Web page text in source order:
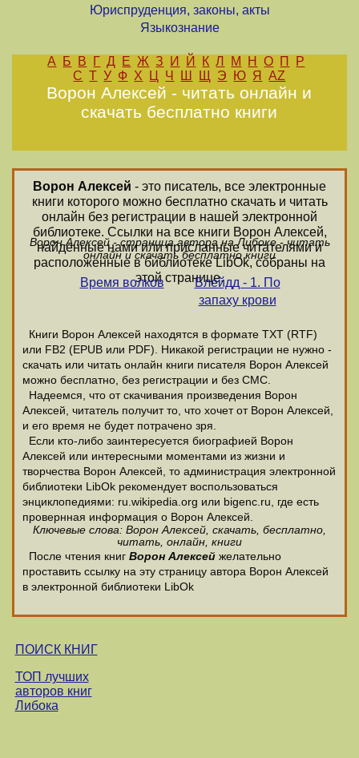
Юриспруденция, законы, акты
Языкознание
А Б В Г Д Е Ж З И Й К Л М Н О П
Р
С Т У Ф Х Ц Ч Ш Щ Э Ю Я AZ
Ворон Алексей - читать онлайн и
скачать бесплатно книги
Ворон Алексей - это писатель, все электронные
книги которого можно бесплатно скачать и читать
онлайн без регистрации в нашей электронной
библиотеке. Ссылки на все книги Ворон Алексей,
найденные нами или присланные читателями и
расположенные в библиотеке LibOk, собраны на
этой странице.
Ворон Алексей - страница автора на Либоке - читать
онлайн и скачать бесплатно книги
Время волков
Блейдд - 1. По
запаху крови
Книги Ворон Алексей находятся в формате ТХТ (RTF)
или FB2 (EPUB или PDF). Никакой регистрации не нужно -
скачать или читать онлайн книги писателя Ворон Алексей
можно бесплатно, без регистрации и без СМС.
Надеемся, что от скачивания произведения Ворон
Алексей, читатель получит то, что хочет от Ворон Алексей,
и его время не будет потрачено зря.
Если кто-либо заинтересуется биографией Ворон
Алексей или интересными моментами из жизни и
творчества Ворон Алексей, то администрация электронной
библиотеки LibOk рекомендует воспользоваться
энциклопедиями: ru.wikipedia.org или bigenc.ru, где есть
провернная информация о Ворон Алексей.
Ключевые слова: Ворон Алексей, скачать, бесплатно,
читать, онлайн, книги
После чтения книг Ворон Алексей желательно
проставить ссылку на эту страницу автора Ворон Алексей
в электронной библиотеки LibOk
ПОИСК КНИГ
ТОП лучших
авторов книг
Либока